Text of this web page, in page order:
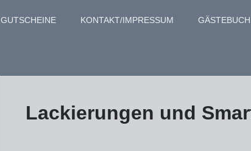
GUTSCHEINE KONTAKT/IMPRESSUM GÄSTEBUCH
Lackierungen und